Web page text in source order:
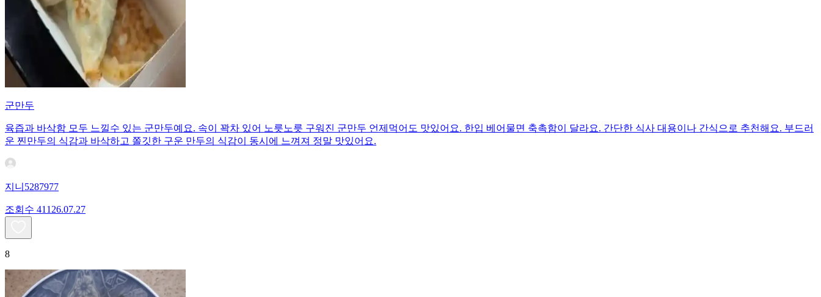
군만두
육즙과 바삭함 모두 느낄수 있는 군만두예요. 속이 꽉차 있어 노릇노릇 구워진 군만두 언제먹어도 맛있어요. 한입 베어물면 축촉함이 달라요. 간단한 식사 대용이나 간식으로 추천해요. 부드러
운 찐만두의 식감과 바삭하고 쫄깃한 구운 만두의 식감이 동시에 느껴져 정말 맛있어요.
지니5287977
조회수 411 26.07.27
8